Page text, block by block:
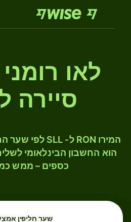
לאו רומני
סיירה
הוא החשבון הבינלאומי
כספים – ממש כמו
שער חליפין אמצעי